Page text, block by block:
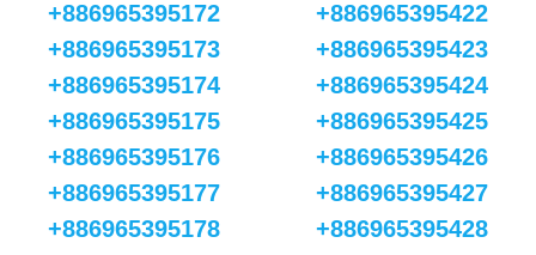
+886965395172
+886965395173
+886965395174
+886965395175
+886965395176
+886965395177
+886965395178
+886965395422
+886965395423
+886965395424
+886965395425
+886965395426
+886965395427
+886965395428